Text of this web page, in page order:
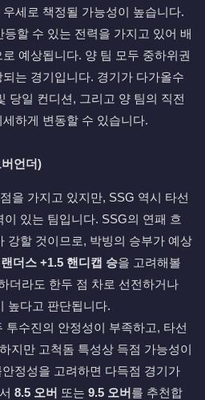
세로 책정될 가능성이 높습니다.
할 수 있는 전력을 가지고 있어 배
예상됩니다. 양 팀 모두 중하위권
는 경기입니다. 경기가 다가올수
당일 컨디션, 그리고 양 팀의 직전
하게 변동할 수 있습니다.
언더)
을 가지고 있지만, SSG 역시 타선
있는 팀입니다. SSG의 연패 흐
강할 것이므로, 박빙의 승부가 예상
더스 +1.5 핸디캡 승을 고려해볼
더라도 한두 점 차로 선전하거나
높다고 판단됩니다.
투수진의 안정성이 부족하고, 타선
지만 고척돔 특성상 득점 가능성이
정성을 고려하면 다득점 경기가
8.5 오버 또는 9.5 오버를 추천합